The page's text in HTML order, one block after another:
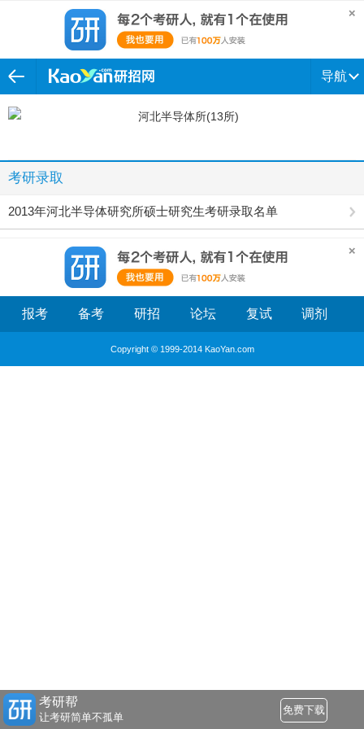
导航
考研录取
2013年河北半导体研究所硕士研究生考研录取名单
报考 备考 研招 论坛 复试 调剂
Copyright © 1999-2014 KaoYan.com
考研帮
让考研简单不孤单
免费下载